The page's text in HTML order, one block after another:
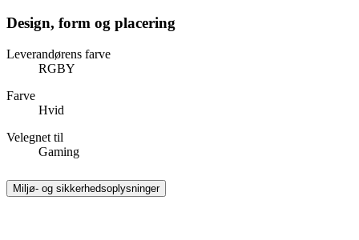
Design, form og placering
Leverandørens farve
RGBY
Farve
Hvid
Velegnet til
Gaming
Miljø- og sikkerhedsoplysninger